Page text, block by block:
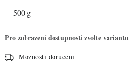
Možnosti doručení